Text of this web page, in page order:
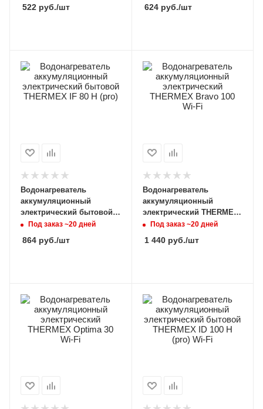
522 руб./шт 624руб./шт
Водонагреватель
аккумуляционный
электрический бытовой
THERMEX IF 80 H (pro)
Под заказ ~20 дней
864 руб./шт
Водонагреватель
аккумуляционный
электрический THERMEX
Bravo 100 Wi-Fi
Под заказ ~20 дней
1 440руб./шт